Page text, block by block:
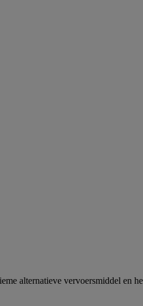
alternatieve vervoersmiddel en